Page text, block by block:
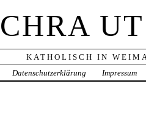
KATHOLISCH IN
Datenschutzerklärung Impressum